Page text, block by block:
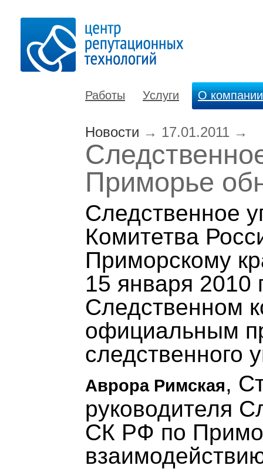
Работы Услуги О компании
Новости → 17.01.2011 →
Приморье
Следственное
Комитетва
Приморскому
15 января 2010
Следственном
официальным
следственного
Аврора Римская,
руководителя
СК РФ по